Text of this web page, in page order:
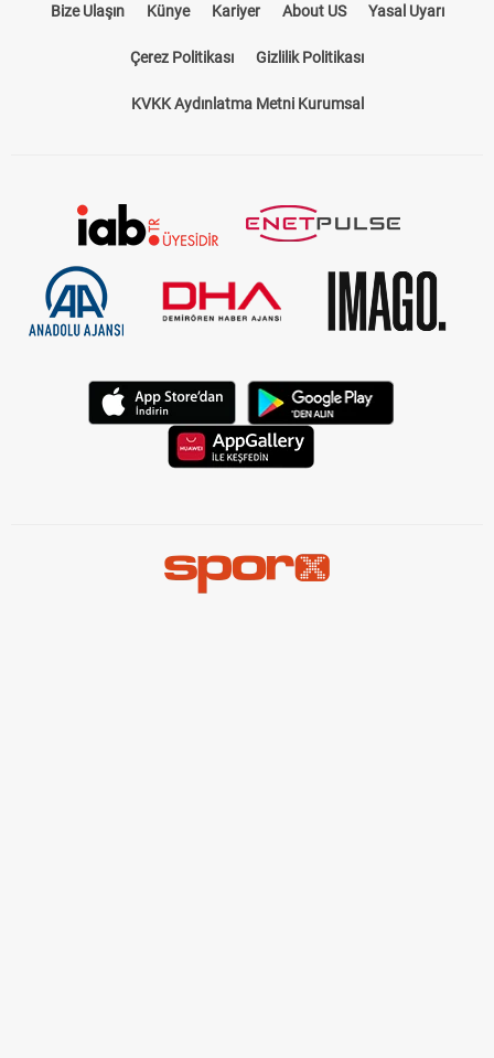
Bize Ulaşın Künye Kariyer About US Yasal Uyarı
Çerez Politikası Gizlilik Politikası
KVKK Aydınlatma Metni Kurumsal